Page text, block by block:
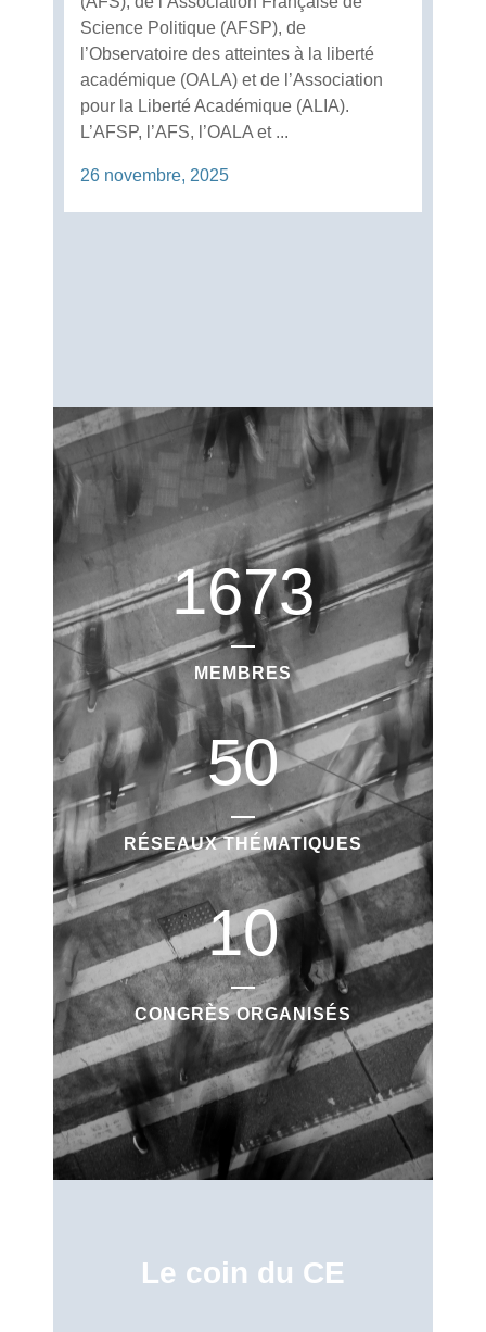
Science Politique (AFSP), de
l’Observatoire des atteintes à la liberté
académique (OALA) et de l’Association
pour la Liberté Académique (ALIA).
L’AFSP, l’AFS, l’OALA et ...
26 novembre, 2025
1673
MEMBRES
50
RÉSEAUX THÉMATIQUES
10
CONGRÈS ORGANISÉS
Le coin du CE